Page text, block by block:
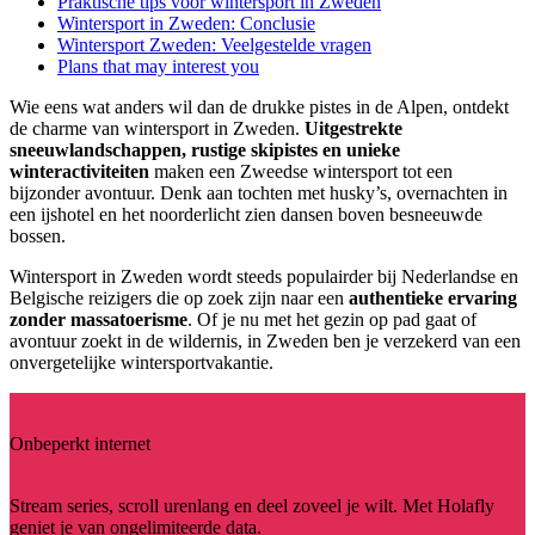
Wintersport in Zweden: Conclusie
Wintersport Zweden: Veelgestelde vragen
Plans that may interest you
Wie eens wat anders wil dan de drukke pistes in de Alpen, ontdekt
de charme van wintersport in Zweden. Uitgestrekte
sneeuwlandschappen, rustige skipistes en unieke
winteractiviteiten maken een Zweedse wintersport tot een
bijzonder avontuur. Denk aan tochten met husky’s, overnachten in
een ijshotel en het noorderlicht zien dansen boven besneeuwde
bossen.
Wintersport in Zweden wordt steeds populairder bij Nederlandse en
Belgische reizigers die op zoek zijn naar een authentieke ervaring
zonder massatoerisme. Of je nu met het gezin op pad gaat of
avontuur zoekt in de wildernis, in Zweden ben je verzekerd van een
onvergetelijke wintersportvakantie.
Onbeperkt internet
Stream series, scroll urenlang en deel zoveel je wilt. Met Holafly
geniet je van ongelimiteerde data.